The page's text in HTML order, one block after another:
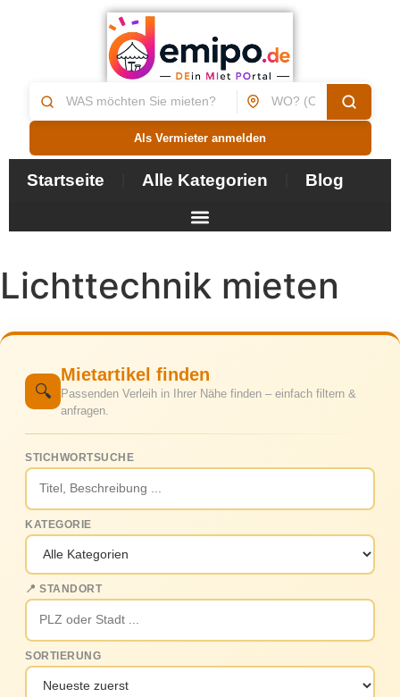
Als Vermieter anmelden
Startseite Alle Kategorien Blog
Lichttechnik mieten
🔍
Mietartikel finden
Passenden Verleih in Ihrer Nähe finden – einfach filtern &
anfragen.
STICHWORTSUCHE
KATEGORIE
📍 STANDORT
SORTIERUNG